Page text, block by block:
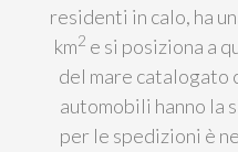
residenti in calo, ha
km2 e si posiziona a
del mare catalogato
automobili hanno la
per le spedizioni è